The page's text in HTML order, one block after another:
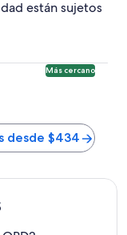
están sujetos
Más cercano
desde $434